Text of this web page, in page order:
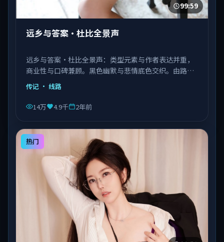
99:59
远乡与答案·杜比全景声
远乡与答案·杜比全景声：类型元素与作者表达并重，
商业性与口碑兼顾。黑色幽默与悲情底色交织。由路阳
执导，张译、肖战、杨紫琼等主演，中国香港出品，类
型为传记。
传记 · 线路
14万 4.9千 2年前
热门